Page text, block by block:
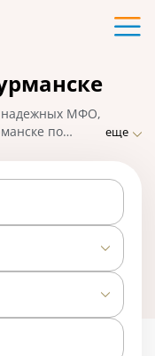
надежных МФО,
по
принято в
на карту
28
еще